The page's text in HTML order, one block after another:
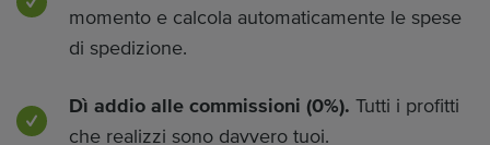
momento e calcola automaticamente le spese
di spedizione.
Dì addio alle commissioni (0%). Tutti i profitti
che realizzi sono davvero tuoi.